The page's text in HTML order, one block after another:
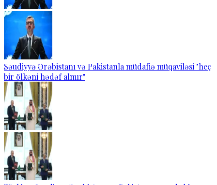
Səudiyyə Ərəbistanı və Pakistanla müdafiə müqaviləsi "heç
bir ölkəni hədəf almır"